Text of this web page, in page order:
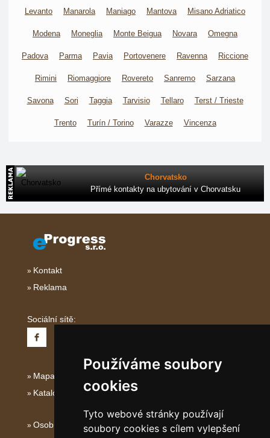
Používáme soubory
cookies
Tyto webové stránky používají
soubory cookies s cílem vylepšení
Levanto Manarola Maniago Mantova Misano Adriatico
Modena Moneglia Monte Beigua Novara Omegna
Padova Parma Pavia Portovenere Ravenna Riccione
Rimini Riomaggiore Rovereto Sanremo Sarzana
Savona Sori Taggia Tarvisio Tellaro Terst / Trieste
Trento Turín / Torino Varazze Vincenza
Chorvatsko
Přímé kontakty na ubytování v Chorvatsku
Kontakt
Reklama
Sociální sítě:
Mapa serveru Severní Itálie
Katalog ubytování
Osobní údaje